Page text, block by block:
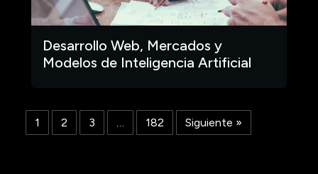
Desarrollo Web, Mercados y
Modelos de Inteligencia Artificial
1 2 3 … 182 Siguiente »